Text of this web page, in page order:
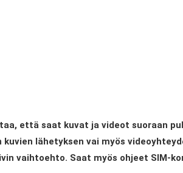
että saat kuvat ja videot suoraan
lähetyksen vai myös
vaihtoehto. Saat myös ohjeet SIM-